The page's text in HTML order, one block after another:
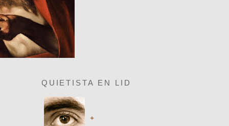
QUIETISTA EN LID
+